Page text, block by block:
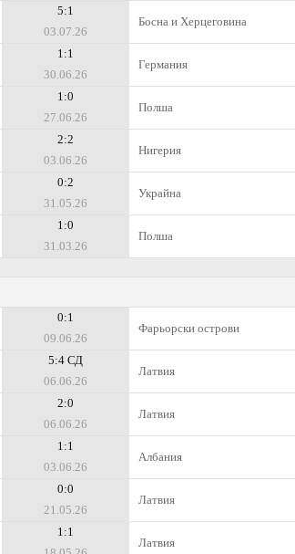
5:1
03.07.26
Босна и Херцеговина
1:1
30.06.26
Германия
1:0
27.06.26
Полша
2:2
03.06.26
Нигерия
0:2
31.05.26
Украйна
1:0
31.03.26
Полша
0:1
09.06.26
Фарьорски острови
5:4 СД
06.06.26
Латвия
2:0
06.06.26
Латвия
1:1
03.06.26
Албания
0:0
21.05.26
Латвия
1:1
Латвия